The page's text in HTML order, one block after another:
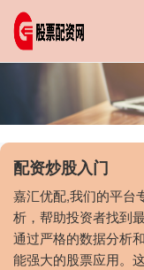
配资炒股入门
嘉汇优配,我们的平台
析，帮助投资者找到
通过严格的数据分析
能强大的股票应用。